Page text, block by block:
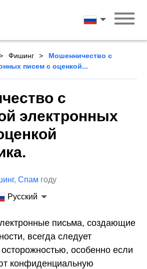
Русский
Фишинг
Мошенничество с
писем с оценкой...
с
электронных
, Спам году
Русский
письма, создающие
всегда следует
особенно если
конфиденциальную